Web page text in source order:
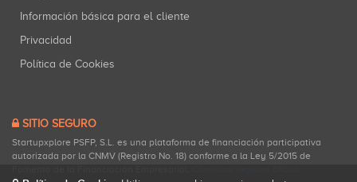
Información básica para el cliente
Privacidad
Política de Cookies
SITIO SEGURO
Startupxplore PSFP, S.L. es una plataforma de financiación participativa
autorizada por la CNMV (Registro No. 18) conforme a la Ley 5/2015 de